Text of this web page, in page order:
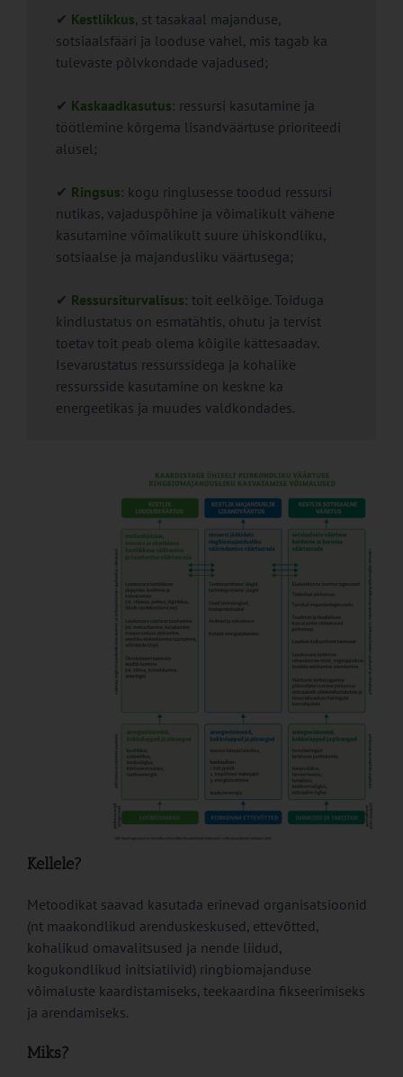
✔ Kestlikkus, st tasakaal majanduse,
sotsiaalsfääri ja looduse vahel, mis tagab ka
tulevaste põlvkondade vajadused;
✔ Kaskaadkasutus: ressursi kasutamine ja
töötlemine kõrgema lisandväärtuse prioriteedi
alusel;
✔ Ringsus: kogu ringlusesse toodud ressursi
nutikas, vajaduspõhine ja võimalikult vähene
kasutamine võimalikult suure ühiskondliku,
sotsiaalse ja majandusliku väärtusega;
✔ Ressursiturvalisus: toit eelkõige. Toiduga
kindlustatus on esmatähtis, ohutu ja tervist
toetav toit peab olema kõigile kättesaadav.
Isevarustatus ressurssidega ja kohalike
ressursside kasutamine on keskne ka
energeetikas ja muudes valdkondades.
Kellele?
Metoodikat saavad kasutada erinevad organisatsioonid
(nt maakondlikud arenduskeskused, ettevõtted,
kohalikud omavalitsused ja nende liidud,
kogukondlikud initsiatiivid) ringbiomajanduse
võimaluste kaardistamiseks, teekaardina fikseerimiseks
ja arendamiseks.
Miks?